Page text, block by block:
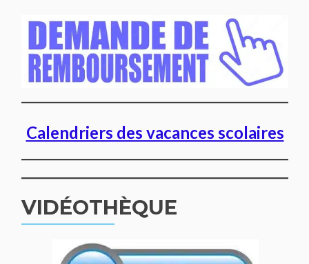
Calendriers des vacances scolaires
VIDÉOTHÈQUE